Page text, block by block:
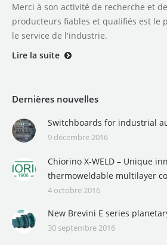
Merci à son activité de recherche et
producteurs fiables et qualifiés est le
le service de l'industrie.
Lire la suite
Dernières nouvelles
Switchboards for industrial
9 décembre 2016
Chiorino X-WELD – Unique
thermoweldable multilayer
4 octobre 2016
New Brevini E series
30 septembre 2016